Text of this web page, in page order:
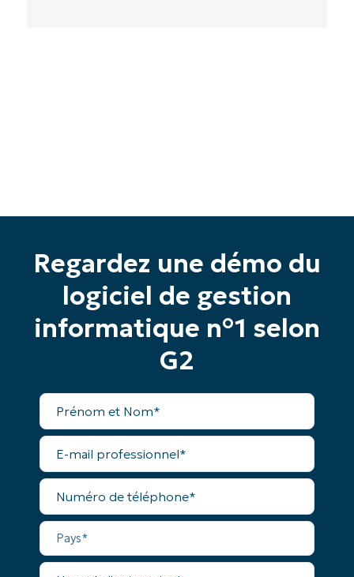
Regardez une démo du
logiciel de gestion
informatique n°1 selon
G2
Prénom
Nom*
E-
mail
professionnel*
Numéro
téléphone*
Pays*
Nom
toutes les fonctionnalités.
Nom*
Business
Phone
number*
Company
name*